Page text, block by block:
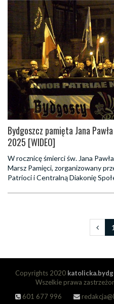
Bydgoszcz pamięta Jana
2025 [WIDEO]
W rocznicę śmierci św. Jana
Marsz Pamięci, zorganizowany
Patrioci i Centralną Diakonię
1
Copyrights 2020
Wszelkie prawa
601 677 996